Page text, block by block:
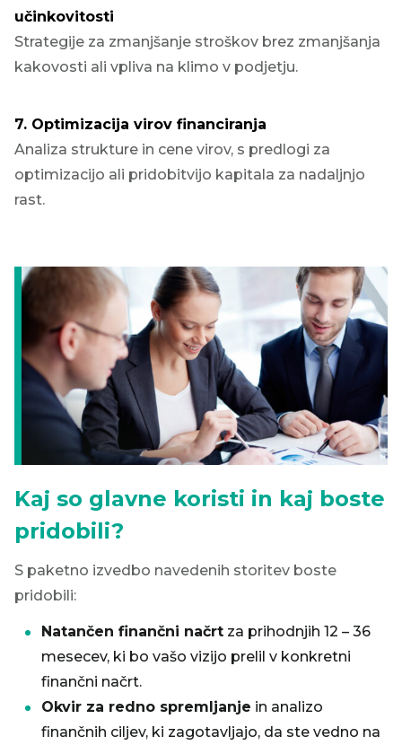
učinkovitosti
Strategije za zmanjšanje stroškov brez zmanjšanja
kakovosti ali vpliva na klimo v podjetju.
7. Optimizacija virov financiranja
Analiza strukture in cene virov, s predlogi za
optimizacijo ali pridobitvijo kapitala za nadaljnjo
rast.
Kaj so glavne koristi in kaj boste
pridobili?
S paketno izvedbo navedenih storitev boste
pridobili:
Natančen finančni načrt za prihodnjih 12 – 36
mesecev, ki bo vašo vizijo prelil v konkretni
finančni načrt.
Okvir za redno spremljanje in analizo
finančnih ciljev, ki zagotavljajo, da ste vedno na